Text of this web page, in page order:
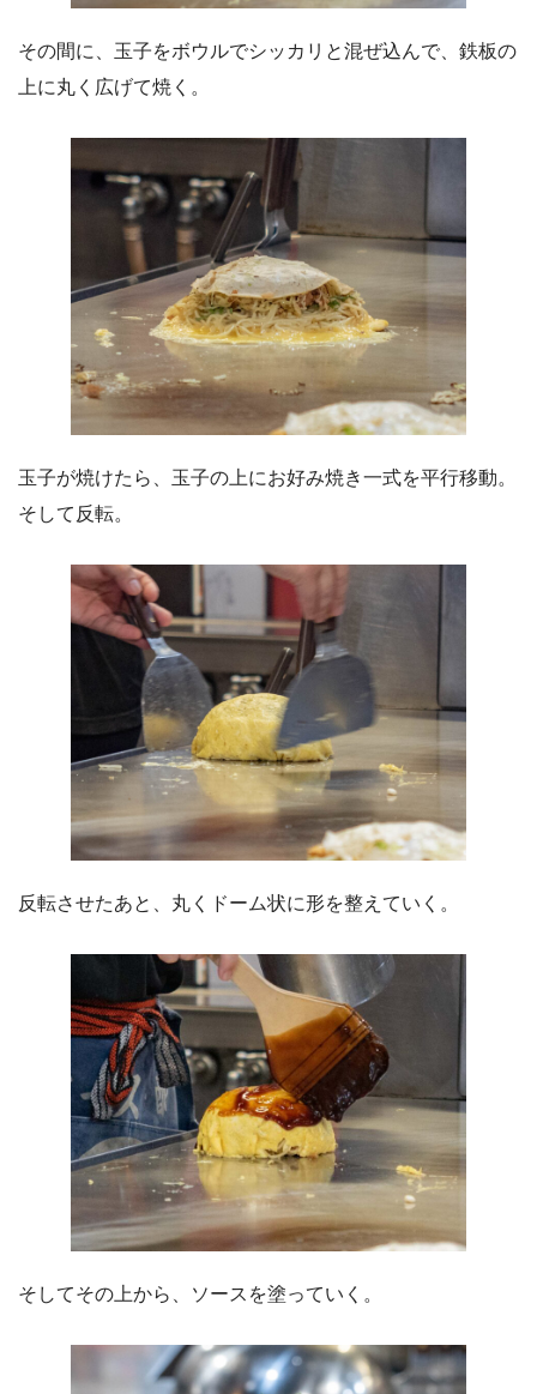
その間に、玉子をボウルでシッカリと混ぜ込んで、鉄板の
上に丸く広げて焼く。
玉子が焼けたら、玉子の上にお好み焼き一式を平行移動。
そして反転。
反転させたあと、丸くドーム状に形を整えていく。
そしてその上から、ソースを塗っていく。